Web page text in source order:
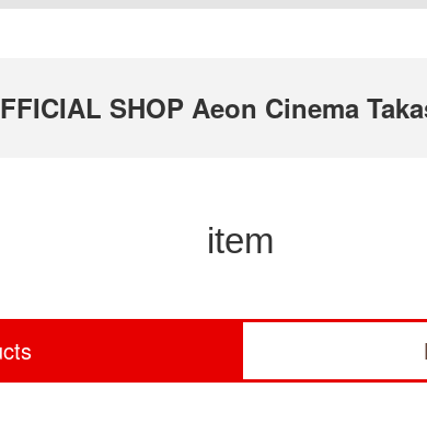
SHOP Aeon Cinema
item